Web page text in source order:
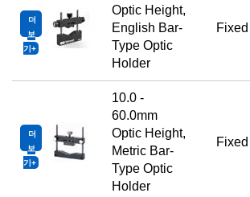
더
보
기
Optic Height,
English Bar-
Type Optic
Holder
Fixed
더
보
기
10.0 -
60.0mm
Optic Height,
Metric Bar-
Type Optic
Holder
Fixed